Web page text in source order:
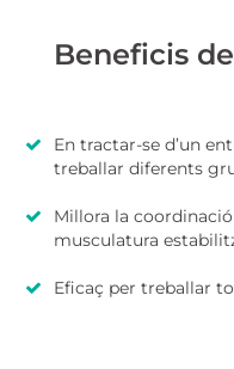
Beneficis
En tractar-se d’un
treballar diferents
Millora la
musculatura
Eficaç per treballar